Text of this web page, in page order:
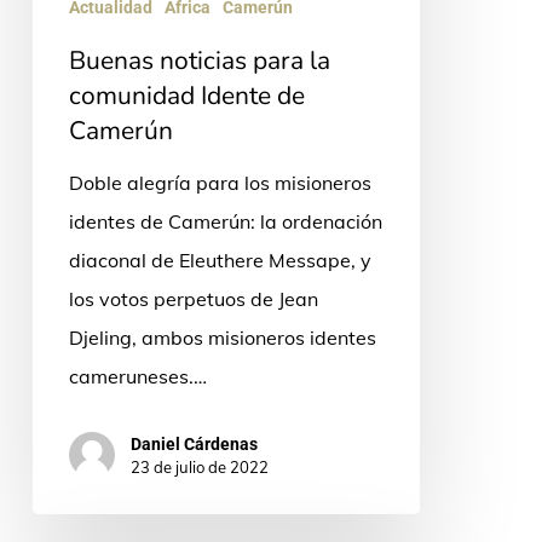
Actualidad África Camerún
Buenas noticias para la
comunidad Idente de
Camerún
Doble alegría para los misioneros
identes de Camerún: la ordenación
diaconal de Eleuthere Messape, y
los votos perpetuos de Jean
Djeling, ambos misioneros identes
cameruneses.…
Daniel Cárdenas
23 de julio de 2022